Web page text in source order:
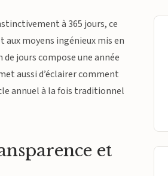
à 365 jours, ce
moyens ingénieux mis en
jours compose une année
aussi d’éclairer comment
annuel à la fois traditionnel
et